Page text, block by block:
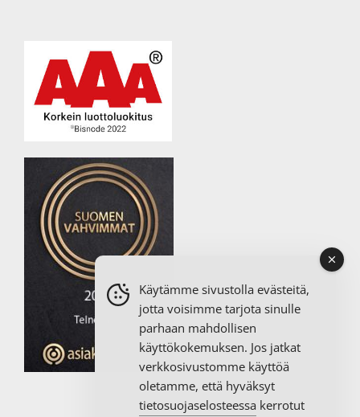
Käytämme sivustolla evästeitä,
jotta voisimme tarjota sinulle
parhaan mahdollisen
käyttökokemuksen. Jos jatkat
verkkosivustomme käyttöä
oletamme, että hyväksyt
tietosuojaselosteessa kerrotut